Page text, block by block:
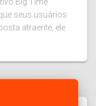
Big Time
seus usuários
atraente, ele